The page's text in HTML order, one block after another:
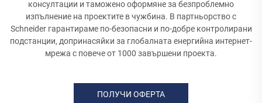
консултации и таможено оформяне за безпроблемно
изпълнение на проектите в чужбина. В партньорство с
Schneider гарантираме по-безопасни и по-добре контролирани
подстанции, допринасяйки за глобалната енергийна интернет-
мрежа с повече от 1000 завършени проекта.
ПОЛУЧИ ОФЕРТА